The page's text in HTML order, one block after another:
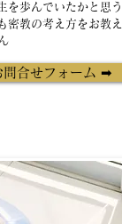
を歩んでいたかと思う
密教の考え方をお教え
問合せフォーム